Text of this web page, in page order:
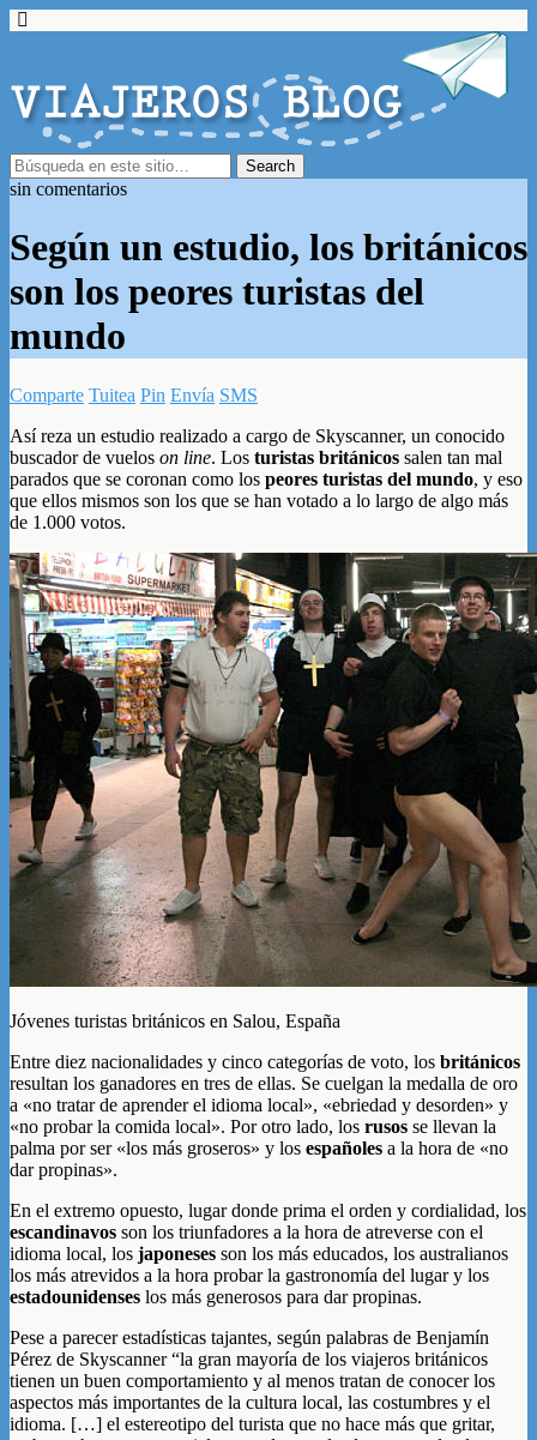
sin comentarios
Según un estudio, los británicos
son los peores turistas del
mundo
Comparte Tuitea Pin Envía SMS
Así reza un estudio realizado a cargo de Skyscanner, un conocido
buscador de vuelos on line. Los turistas británicos salen tan mal
parados que se coronan como los peores turistas del mundo, y eso
que ellos mismos son los que se han votado a lo largo de algo más
de 1.000 votos.
Jóvenes turistas británicos en Salou, España
Entre diez nacionalidades y cinco categorías de voto, los británicos
resultan los ganadores en tres de ellas. Se cuelgan la medalla de oro
a «no tratar de aprender el idioma local», «ebriedad y desorden» y
«no probar la comida local». Por otro lado, los rusos se llevan la
palma por ser «los más groseros» y los españoles a la hora de «no
dar propinas».
En el extremo opuesto, lugar donde prima el orden y cordialidad, los
escandinavos son los triunfadores a la hora de atreverse con el
idioma local, los japoneses son los más educados, los australianos
los más atrevidos a la hora probar la gastronomía del lugar y los
estadounidenses los más generosos para dar propinas.
Pese a parecer estadísticas tajantes, según palabras de Benjamín
Pérez de Skyscanner “la gran mayoría de los viajeros británicos
tienen un buen comportamiento y al menos tratan de conocer los
aspectos más importantes de la cultura local, las costumbres y el
idioma. […] el estereotipo del turista que no hace más que gritar,